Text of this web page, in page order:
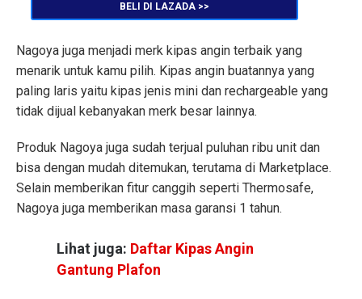
BELI DI LAZADA >>
Nagoya juga menjadi merk kipas angin terbaik yang
menarik untuk kamu pilih. Kipas angin buatannya yang
paling laris yaitu kipas jenis mini dan rechargeable yang
tidak dijual kebanyakan merk besar lainnya.
Produk Nagoya juga sudah terjual puluhan ribu unit dan
bisa dengan mudah ditemukan, terutama di Marketplace.
Selain memberikan fitur canggih seperti Thermosafe,
Nagoya juga memberikan masa garansi 1 tahun.
Lihat juga: Daftar Kipas Angin
Gantung Plafon